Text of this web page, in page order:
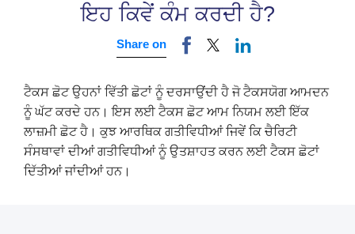
ਇਹ ਕਿਵੇਂ ਕੰਮ ਕਰਦੀ ਹੈ?
Share on
ਟੈਕਸ ਛੋਟ ਉਹਨਾਂ ਵਿੱਤੀ ਛੋਟਾਂ ਨੂੰ ਦਰਸਾਉਂਦੀ ਹੈ ਜੋ ਟੈਕਸਯੋਗ ਆਮਦਨ
ਨੂੰ ਘੱਟ ਕਰਦੇ ਹਨ। ਇਸ ਲਈ ਟੈਕਸ ਛੋਟ ਆਮ ਨਿਯਮ ਲਈ ਇੱਕ
ਲਾਜ਼ਮੀ ਛੋਟ ਹੈ। ਕੁਝ ਆਰਥਿਕ ਗਤੀਵਿਧੀਆਂ ਜਿਵੇਂ ਕਿ ਚੈਰਿਟੀ
ਸੰਸਥਾਵਾਂ ਦੀਆਂ ਗਤੀਵਿਧੀਆਂ ਨੂੰ ਉਤਸ਼ਾਹਤ ਕਰਨ ਲਈ ਟੈਕਸ ਛੋਟਾਂ
ਦਿੱਤੀਆਂ ਜਾਂਦੀਆਂ ਹਨ।